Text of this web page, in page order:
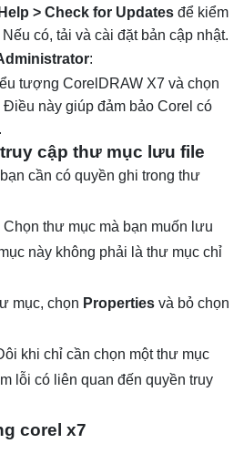
Help > Check for Updates để kiểm
có, tải và cài đặt bản cập nhật.
:
tượng CorelDRAW X7 và chọn
Điều này giúp đảm bảo Corel có
cập thư mục lưu file
cần có quyền ghi trong thư
Chọn thư mục mà bạn muốn lưu
này không phải là thư mục chỉ
mục, chọn Properties và bỏ chọn
khi chỉ cần chọn một thư mục
lỗi có liên quan đến quyền truy
corel x7